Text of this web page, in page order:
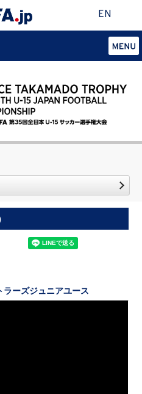
EN
ーズジュニアユース